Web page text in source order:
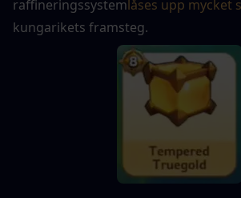
raffineringssystemlåses upp mycket
kungarikets framsteg.